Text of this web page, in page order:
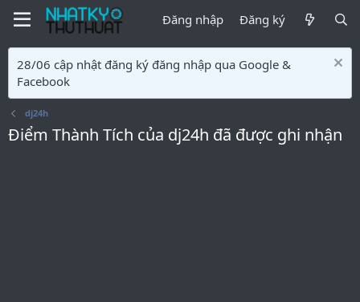
Đăng nhập Đăng ký
28/06 cập nhật đăng ký đăng nhập qua Google &
Facebook
dj24h
Điểm Thành Tích của dj24h đã được ghi nhận